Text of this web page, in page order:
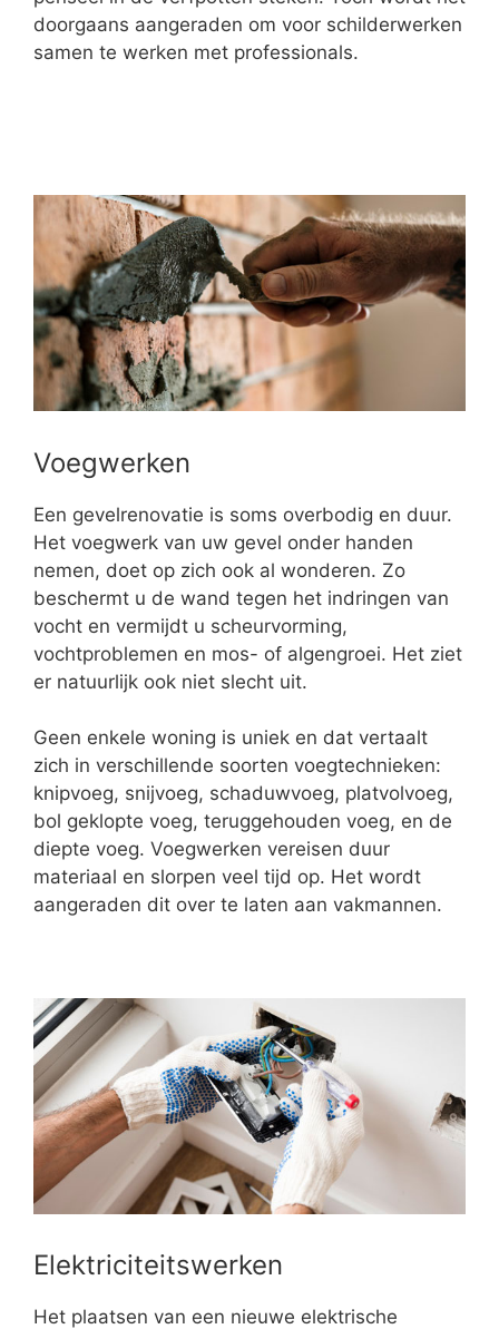
doorgaans aangeraden om voor schilderwerken
samen te werken met professionals.
Voegwerken
Een gevelrenovatie is soms overbodig en duur.
Het voegwerk van uw gevel onder handen
nemen, doet op zich ook al wonderen. Zo
beschermt u de wand tegen het indringen van
vocht en vermijdt u scheurvorming,
vochtproblemen en mos- of algengroei. Het ziet
er natuurlijk ook niet slecht uit.
Geen enkele woning is uniek en dat vertaalt
zich in verschillende soorten voegtechnieken:
knipvoeg, snijvoeg, schaduwvoeg, platvolvoeg,
bol geklopte voeg, teruggehouden voeg, en de
diepte voeg. Voegwerken vereisen duur
materiaal en slorpen veel tijd op. Het wordt
aangeraden dit over te laten aan vakmannen.
Elektriciteitswerken
Het plaatsen van een nieuwe elektrische